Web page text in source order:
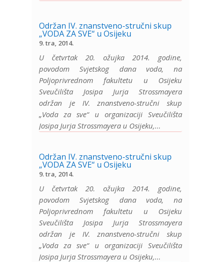
Održan IV. znanstveno-stručni skup
„VODA ZA SVE“ u Osijeku
9. tra, 2014.
U četvrtak 20. ožujka 2014. godine,
povodom Svjetskog dana voda, na
Poljoprivrednom fakultetu u Osijeku
Sveučilišta Josipa Jurja Strossmayera
održan je IV. znanstveno-stručni skup
„Voda za sve“ u organizaciji Sveučilišta
Josipa Jurja Strossmayera u Osijeku,...
Održan IV. znanstveno-stručni skup
„VODA ZA SVE“ u Osijeku
9. tra, 2014.
U četvrtak 20. ožujka 2014. godine,
povodom Svjetskog dana voda, na
Poljoprivrednom fakultetu u Osijeku
Sveučilišta Josipa Jurja Strossmayera
održan je IV. znanstveno-stručni skup
„Voda za sve“ u organizaciji Sveučilišta
Josipa Jurja Strossmayera u Osijeku,...